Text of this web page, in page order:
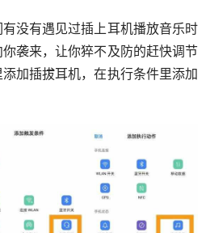
没有遇见过插上耳机播放音乐时
袭来，让你猝不及防的赶快调节
加插拔耳机，在执行条件里添加